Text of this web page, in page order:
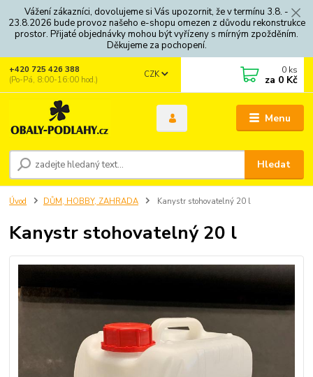
Vážení zákazníci, dovolujeme si Vás upozornit, že v termínu 3.8. -
23.8.2026 bude provoz našeho e-shopu omezen z důvodu rekonstrukce
prostor. Přijaté objednávky mohou být vyřízeny s mírným zpožděním.
Děkujeme za pochopení.
Menu
CZK
Hledat
+420 725 426 388
(Po-Pá, 8:00-16:00 hod.)
0 ks
za 0 Kč
Úvod DŮM, HOBBY, ZAHRADA Kanystr stohovatelný 20 l
Kanystr stohovatelný 20 l